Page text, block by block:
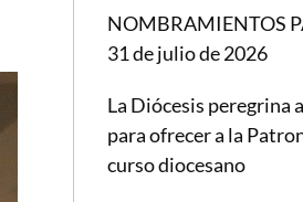
NOMBRAMIENTOS
31 de julio de 2026
La Diócesis peregrina
para ofrecer a la
curso diocesano